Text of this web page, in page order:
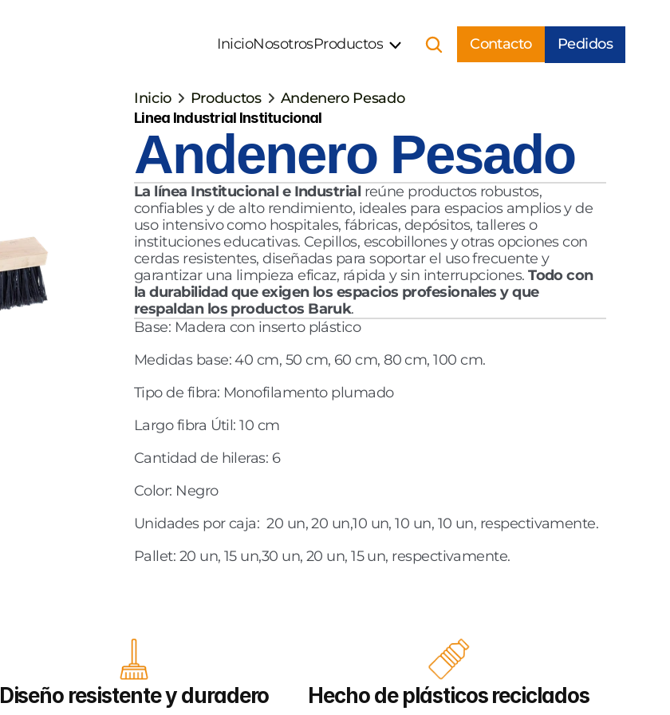
InicioNosotrosProductos Contacto Pedidos
Inicio Productos Andenero Pesado
Linea Industrial Institucional
Andenero Pesado
La línea Institucional e Industrial reúne productos robustos,
confiables y de alto rendimiento, ideales para espacios amplios y de
uso intensivo como hospitales, fábricas, depósitos, talleres o
instituciones educativas. Cepillos, escobillones y otras opciones con
cerdas resistentes, diseñadas para soportar el uso frecuente y
garantizar una limpieza eficaz, rápida y sin interrupciones. Todo con
la durabilidad que exigen los espacios profesionales y que
respaldan los productos Baruk.
Base: Madera con inserto plástico
Medidas base: 40 cm, 50 cm, 60 cm, 80 cm, 100 cm.
Tipo de fibra: Monofilamento plumado
Largo fibra Útil: 10 cm
Cantidad de hileras: 6
Color: Negro
Unidades por caja:  20 un, 20 un,10 un, 10 un, 10 un, respectivamente.
Pallet: 20 un, 15 un,30 un, 20 un, 15 un, respectivamente.
Diseño resistente y duradero Hecho de plásticos reciclados